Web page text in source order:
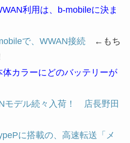
利用は、b-mobileに決ま
で、WWAN接続←もち
カラーにどのバッテリーが
モデル続々入荷！ 店長野田
に搭載の、高速転送「メ